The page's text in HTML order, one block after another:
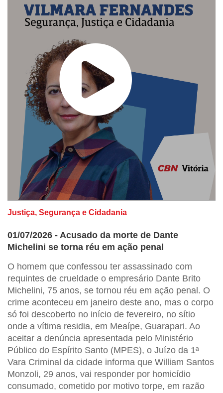
Justiça, Segurança e Cidadania
01/07/2026 - Acusado da morte de Dante
Michelini se torna réu em ação penal
O homem que confessou ter assassinado com
requintes de crueldade o empresário Dante Brito
Michelini, 75 anos, se tornou réu em ação penal. O
crime aconteceu em janeiro deste ano, mas o corpo
só foi descoberto no início de fevereiro, no sítio
onde a vítima residia, em Meaípe, Guarapari. Ao
aceitar a denúncia apresentada pelo Ministério
Público do Espírito Santo (MPES), o Juízo da 1ª
Vara Criminal da cidade informa que William Santos
Monzoli, 29 anos, vai responder por homicídio
consumado, cometido por motivo torpe, em razão